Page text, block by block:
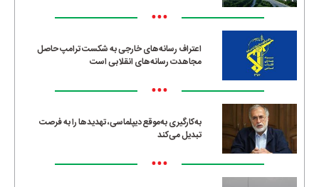
•••
اعتراف رسانه‌های خارجی به شکست ترامپ حاصل
مجاهدت رسانه‌های انقلابی است
•••
به‌کارگیری به‌موقع دیپلماسی، تهدیدها را به فرصت
تبدیل می‌کند
•••